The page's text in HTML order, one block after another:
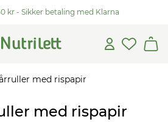
kr - Sikker betaling med Klarna
med rispapir
med rispapir